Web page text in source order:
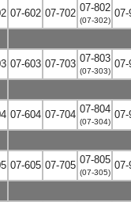
07-602 07-702 07-802
(07-302)
07-
07-603 07-703 07-803
(07-303)
07-
07-604 07-704 07-804
(07-304)
07-
07-605 07-705 07-805
(07-305)
07-